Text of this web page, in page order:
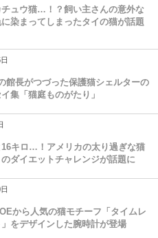
チュウ猫…！？飼い主さんの意外な
染まってしまったタイの猫が話題
館長がつづった保護猫シェルターの
集「猫庭ものがたり」
キロ…！アメリカの太り過ぎな猫
のダイエットチャレンジが話題に
から人気の猫モチーフ「タイムレ
をデザインした腕時計が登場